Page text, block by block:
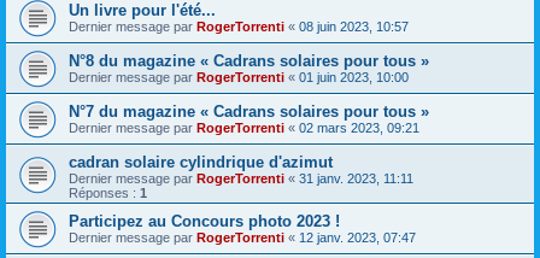
Un livre pour l'été...
Dernier message par RogerTorrenti « 08 juin 2023, 10:57
N°8 du magazine « Cadrans solaires pour tous »
Dernier message par RogerTorrenti « 01 juin 2023, 10:00
N°7 du magazine « Cadrans solaires pour tous »
Dernier message par RogerTorrenti « 02 mars 2023, 09:21
cadran solaire cylindrique d'azimut
Dernier message par RogerTorrenti « 31 janv. 2023, 11:11
Réponses : 1
Participez au Concours photo 2023 !
Dernier message par RogerTorrenti « 12 janv. 2023, 07:47